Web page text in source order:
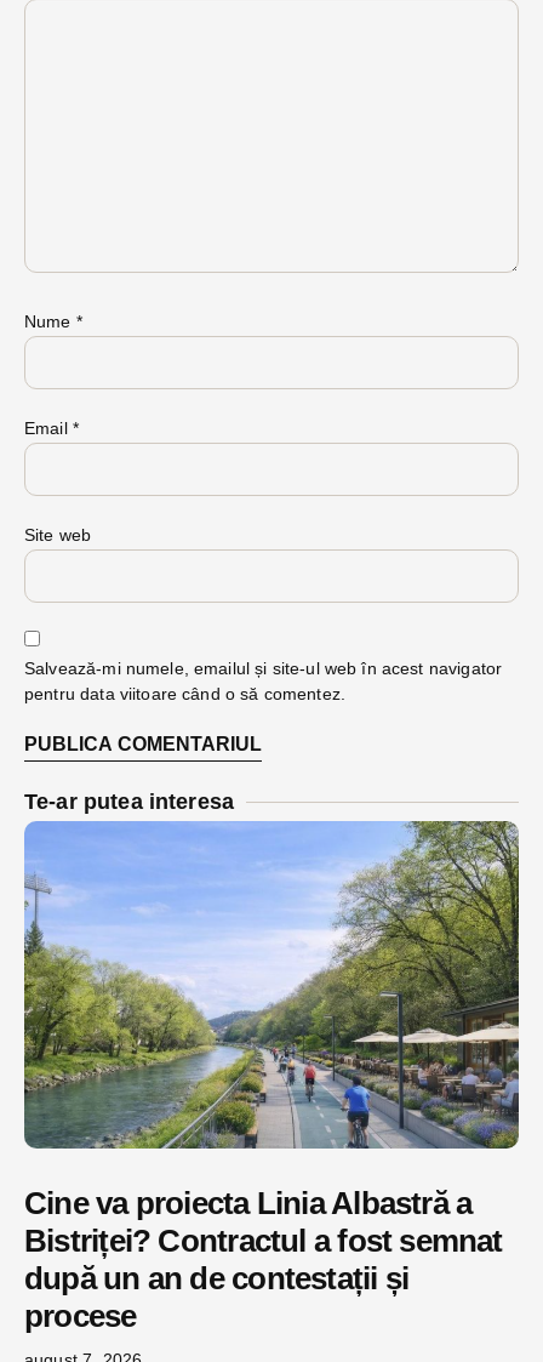
Nume *
Email *
Site web
Salvează-mi numele, emailul și site-ul web în acest navigator
pentru data viitoare când o să comentez.
Te-ar putea interesa
Cine va proiecta Linia Albastră a
Bistriței? Contractul a fost semnat
după un an de contestații și
procese